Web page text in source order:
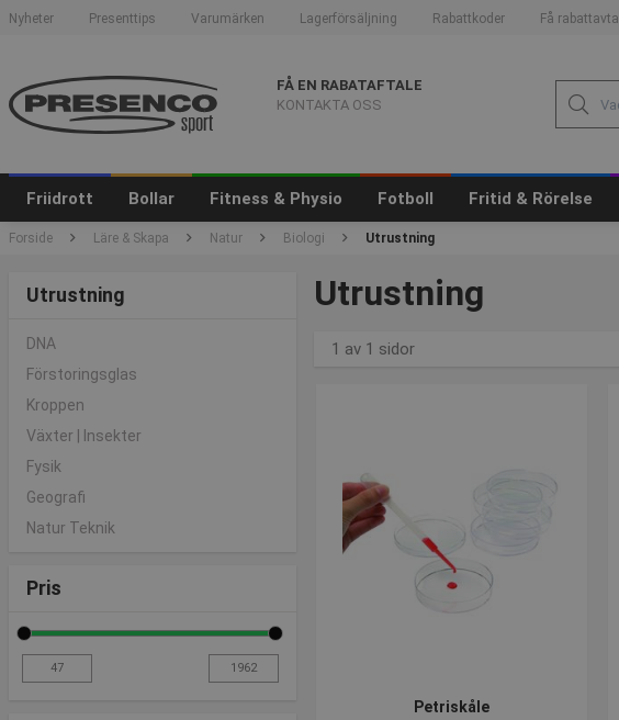
Nyheter Presenttips Varumärken Lagerförsäljning Rabattkoder Få rabattavtal
FÅ EN RABATAFTALE
KONTAKTA OSS
Friidrott Bollar Fitness & Physio Fotboll Fritid & Rörelse
Forside Läre & Skapa Natur Biologi Utrustning
Utrustning
DNA
Förstoringsglas
Kroppen
Växter | Insekter
Fysik
Geografi
Natur Teknik
Pris
Utrustning
1 av 1 sidor
Petriskåle